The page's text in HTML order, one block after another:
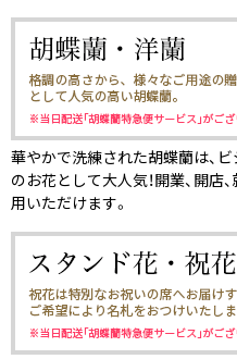
華やかで洗練された胡蝶蘭は、
のお花として大人気！開業、開店
用いただけます。